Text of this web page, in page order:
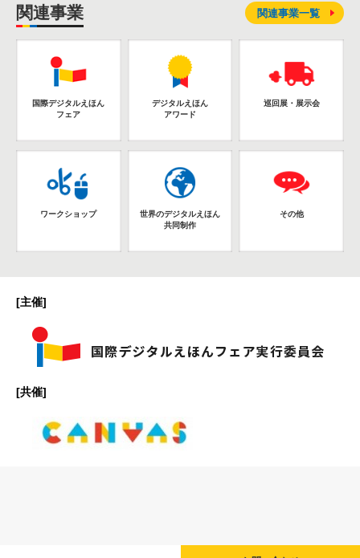
関連事業
国際デジタルえほん
フェア
デジタルえほん
アワード
巡回展・展示会
ワークショップ
世界のデジタルえほん
共同制作
その他
関連事業一覧
[主催]
[共催]